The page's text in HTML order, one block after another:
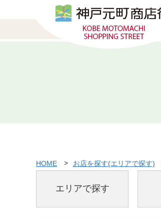
HOME お店を探す(エリアで探す)
エリアで探す